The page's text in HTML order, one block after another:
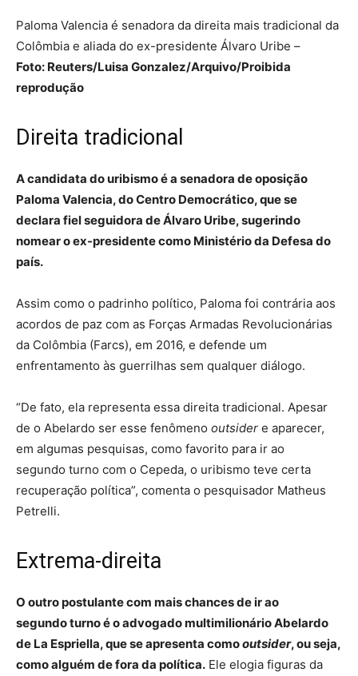
Paloma Valencia é senadora da direita mais tradicional da
Colômbia e aliada do ex-presidente Álvaro Uribe –
Foto: Reuters/Luisa Gonzalez/Arquivo/Proibida
reprodução
Direita tradicional
A candidata do uribismo é a senadora de oposição
Paloma Valencia, do Centro Democrático, que se
declara fiel seguidora de Álvaro Uribe, sugerindo
nomear o ex-presidente como Ministério da Defesa do
país.
Assim como o padrinho político, Paloma foi contrária aos
acordos de paz com as Forças Armadas Revolucionárias
da Colômbia (Farcs), em 2016, e defende um
enfrentamento às guerrilhas sem qualquer diálogo.
“De fato, ela representa essa direita tradicional. Apesar
de o Abelardo ser esse fenômeno outsider e aparecer,
em algumas pesquisas, como favorito para ir ao
segundo turno com o Cepeda, o uribismo teve certa
recuperação política”, comenta o pesquisador Matheus
Petrelli.
Extrema-direita
O outro postulante com mais chances de ir ao
segundo turno é o advogado multimilionário Abelardo
de La Espriella, que se apresenta comooutsider, ou seja,
como alguém de fora da política. Ele elogia figuras da